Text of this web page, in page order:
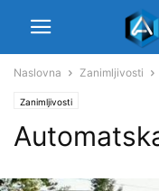
Naslovna Zanimljivosti
Zanimljivosti